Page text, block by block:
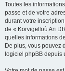
Toutes les
passe et de votre
durant votre
de « Korvigelloù An
quelles informations
De plus, vous pouvez
logiciel phpBB depuis